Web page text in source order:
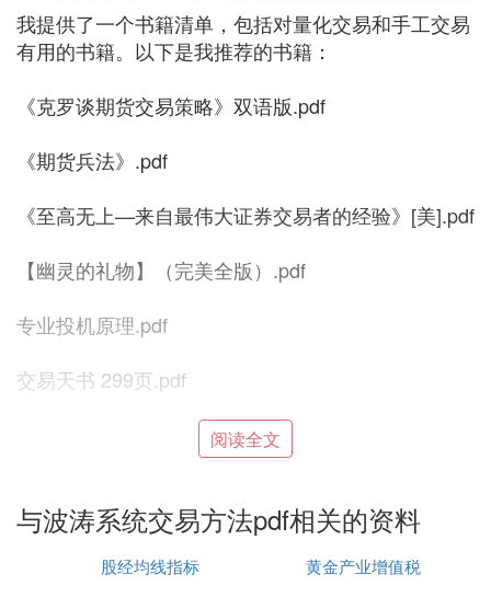
我提供了一个书籍清单，包括对量化交易和手工交易
有用的书籍。以下是我推荐的书籍：
《克罗谈期货交易策略》双语版.pdf
《期货兵法》.pdf
《至高无上—来自最伟大证券交易者的经验》[美].pdf
【幽灵的礼物】（完美全版）.pdf
专业投机原理.pdf
交易天书 299页.pdf
交易天书2 密码123456.pdf
ger -
交易的三根木头精华版.pdf
阅读全文
与波涛系统交易方法pdf相关的资料
股经均线指标
黄金产业增值税